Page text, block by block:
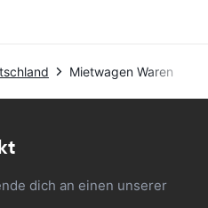
Mietwagen Waren
dich an einen unserer